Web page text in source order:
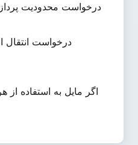
درخواست محدودیت
درخواست
اگر مایل به استفاده از